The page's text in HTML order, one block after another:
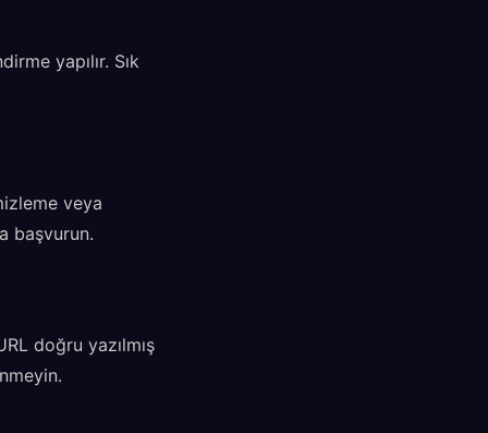
yapılır. Sık
veya
başvurun.
doğru yazılmış